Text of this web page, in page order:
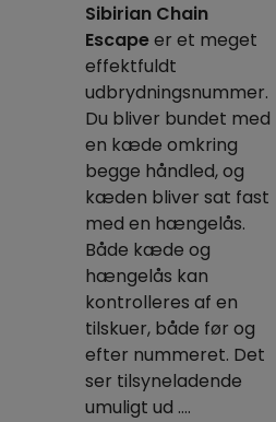
Sibirian Chain
Escapeer et meget
effektfuldt
udbrydningsnummer.
Du bliver bundet med
en kæde omkring
begge håndled, og
kæden bliver sat fast
med en hængelås.
Både kæde og
hængelås kan
kontrolleres af en
tilskuer, både før og
efter nummeret. Det
ser tilsyneladende
umuligt ud ….